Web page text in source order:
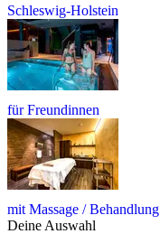
Schleswig-Holstein
für Freundinnen
mit Massage / Behandlung
Deine Auswahl